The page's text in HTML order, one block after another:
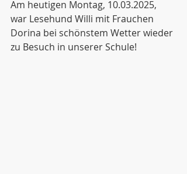
Am heutigen Montag, 10.03.2025,
war Lesehund Willi mit Frauchen
Dorina bei schönstem Wetter wieder
zu Besuch in unserer Schule!